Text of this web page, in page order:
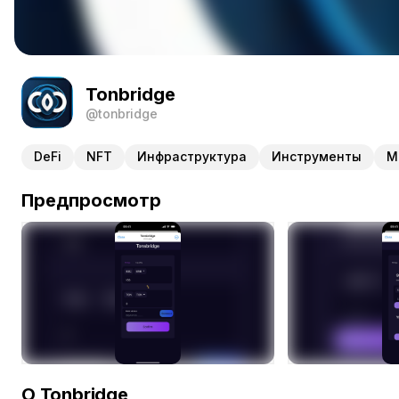
Tonbridge
@tonbridge
DeFi NFT Инфраструктура Инструменты
Предпросмотр
О Tonbridge